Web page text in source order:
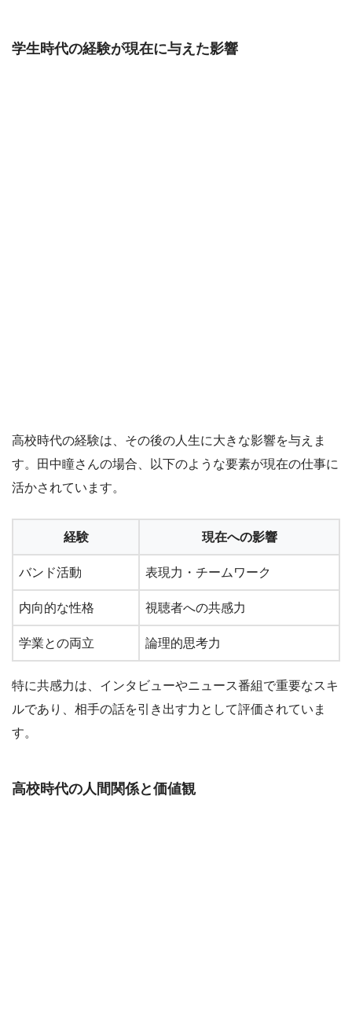
学生時代の経験が現在に与えた影響
高校時代の経験は、その後の人生に大きな影響を与えま
す。田中瞳さんの場合、以下のような要素が現在の仕事に
活かされています。
経験 現在への影響
バンド活動 表現力・チームワーク
内向的な性格 視聴者への共感力
学業との両立 論理的思考力
特に共感力は、インタビューやニュース番組で重要なスキ
ルであり、相手の話を引き出す力として評価されていま
す。
高校時代の人間関係と価値観